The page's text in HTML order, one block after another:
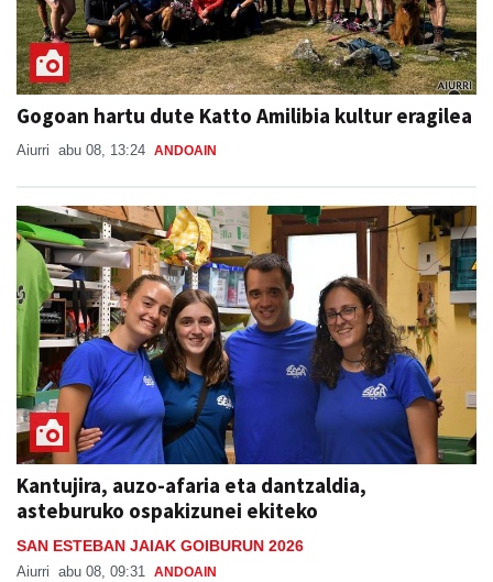
Gogoan hartu dute Katto Amilibia kultur eragilea
Aiurri abu 08, 13:24 ANDOAIN
Kantujira, auzo-afaria eta dantzaldia,
asteburuko ospakizunei ekiteko
SAN ESTEBAN JAIAK GOIBURUN 2026
Aiurri abu 08, 09:31 ANDOAIN